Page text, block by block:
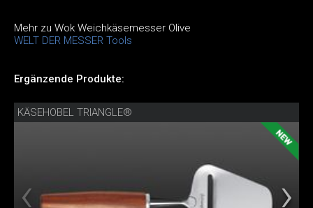
Mehr zu Wok Weichkäsemesser Olive
WELT DER MESSER Tools
Ergänzende Produkte:
KÄSEHOBEL TRIANGLE®